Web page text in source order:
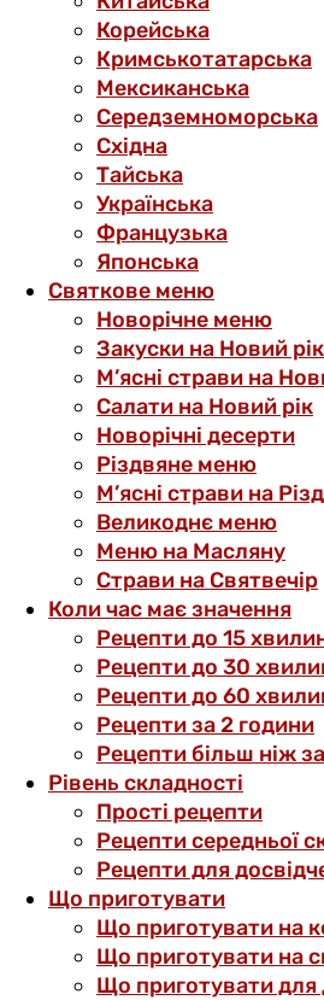
Корейська
Кримськотатарська
Мексиканська
Середземноморська
Східна
Тайська
Українська
Французька
Японська
Святкове меню
Новорічне меню
Закуски на Новий рік
М’ясні страви на
Салати на Новий рік
Новорічні десерти
Різдвяне меню
М’ясні страви на
Великоднє меню
Меню на Масляну
Страви на Святвечір
Коли час має значення
Рецепти до 15
Рецепти до 30
Рецепти до 60
Рецепти за 2 години
Рецепти більш ніж
Рівень складності
Прості рецепти
Рецепти середньої
Рецепти для
Що приготувати
Що приготувати на
Що приготувати на
Що приготувати для